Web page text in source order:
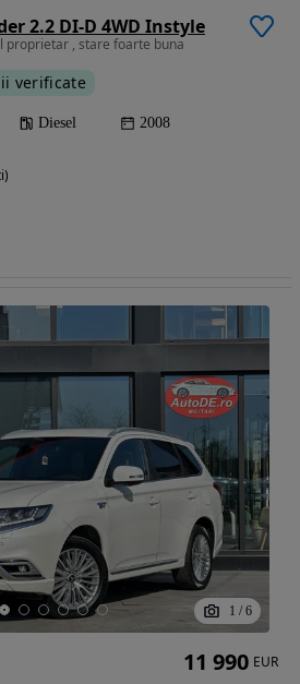
2.2 DI-D 4WD Instyle
proprietar , stare foarte buna
verificate
Diesel 2008
1 / 6
11 990 EUR